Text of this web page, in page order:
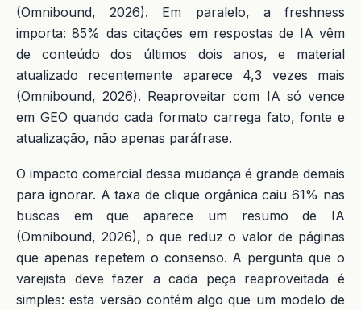
(Omnibound, 2026). Em paralelo, a freshness
importa: 85% das citações em respostas de IA vêm
de conteúdo dos últimos dois anos, e material
atualizado recentemente aparece 4,3 vezes mais
(Omnibound, 2026). Reaproveitar com IA só vence
em GEO quando cada formato carrega fato, fonte e
atualização, não apenas paráfrase.
O impacto comercial dessa mudança é grande demais
para ignorar. A taxa de clique orgânica caiu 61% nas
buscas em que aparece um resumo de IA
(Omnibound, 2026), o que reduz o valor de páginas
que apenas repetem o consenso. A pergunta que o
varejista deve fazer a cada peça reaproveitada é
simples: esta versão contém algo que um modelo de